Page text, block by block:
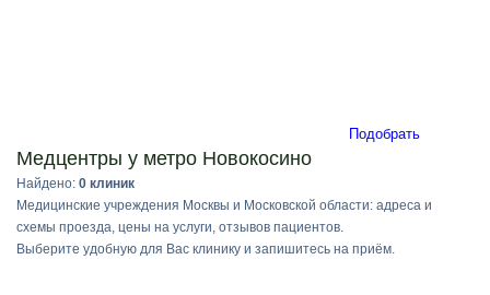
Подобрать
Медцентры у метро Новокосино
Найдено: 0 клиник
Медицинские учреждения Москвы и Московской области: адреса и
схемы проезда, цены на услуги, отзывов пациентов.
Выберите удобную для Вас клинику и запишитесь на приём.